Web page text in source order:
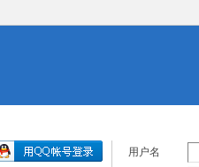
用户名